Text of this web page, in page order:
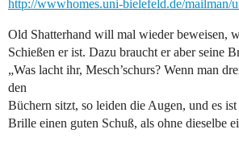
http://wwwhomes.uni-bielefeld.de/
Old Shatterhand will mal wieder beweisen,
Schießen er ist. Dazu braucht er aber seine
„Was lacht ihr, Mesch’schurs? Wenn man
den
Büchern sitzt, so leiden die Augen, und es
Brille einen guten Schuß, als ohne dieselbe